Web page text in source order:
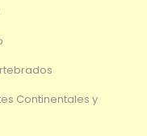
Continentales y